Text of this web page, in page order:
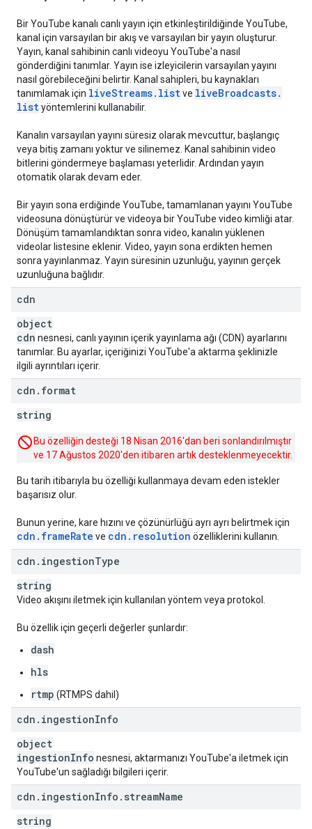
Bir YouTube kanalı canlı yayın için etkinleştirildiğinde YouTube,
kanal için varsayılan bir akış ve varsayılan bir yayın oluşturur.
Yayın, kanal sahibinin canlı videoyu YouTube'a nasıl
gönderdiğini tanımlar. Yayın ise izleyicilerin varsayılan yayını
nasıl görebileceğini belirtir. Kanal sahipleri, bu kaynakları
tanımlamak için liveStreams. listve liveBroadcasts.
listyöntemlerini kullanabilir.
Kanalın varsayılan yayını süresiz olarak mevcuttur, başlangıç
veya bitiş zamanı yoktur ve silinemez. Kanal sahibinin video
bitlerini göndermeye başlaması yeterlidir. Ardından yayın
otomatik olarak devam eder.
Bir yayın sona erdiğinde YouTube, tamamlanan yayını YouTube
videosuna dönüştürür ve videoya bir YouTube video kimliği atar.
Dönüşüm tamamlandıktan sonra video, kanalın yüklenen
videolar listesine eklenir. Video, yayın sona erdikten hemen
sonra yayınlanmaz. Yayın süresinin uzunluğu, yayının gerçek
uzunluğuna bağlıdır.
cdn
object
cdn nesnesi, canlı yayının içerik yayınlama ağı (CDN) ayarlarını
tanımlar. Bu ayarlar, içeriğinizi YouTube'a aktarma şeklinizle
ilgili ayrıntıları içerir.
cdn . format
string
Bu özelliğin desteği 18 Nisan 2016'dan beri sonlandırılmıştır
ve 17 Ağustos 2020'den itibaren artık desteklenmeyecektir.
Bu tarih itibarıyla bu özelliği kullanmaya devam eden istekler
başarısız olur.
Bunun yerine, kare hızını ve çözünürlüğü ayrı ayrı belirtmek için
cdn . frameRate ve cdn . resolution özelliklerini kullanın.
cdn . ingestionType
string
Video akışını iletmek için kullanılan yöntem veya protokol.
Bu özellik için geçerli değerler şunlardır:
dash
hls
rtmp (RTMPS dahil)
cdn . ingestionInfo
object
ingestionInfo nesnesi, aktarmanızı YouTube'a iletmek için
YouTube'un sağladığı bilgileri içerir.
cdn . ingestionInfo . streamName
string